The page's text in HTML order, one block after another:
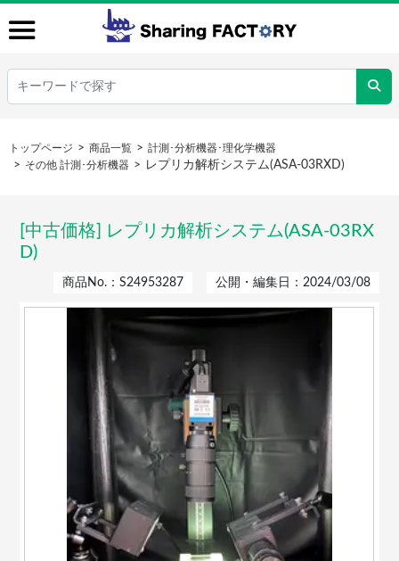
トップページ 商品一覧
計測･分析機器･理化学機器
その他 計測･分析機器
レプリカ解析システム(ASA-03RXD)
[中古価格] レプリカ解析システム(ASA-03RX
D)
商品No.：S24953287 公開・編集日：2024/03/08